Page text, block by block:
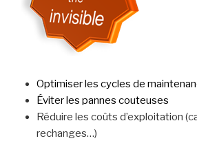
Optimiser les cycles de
Éviter les pannes couteuses
Réduire les coûts d’exploitation
rechanges…)